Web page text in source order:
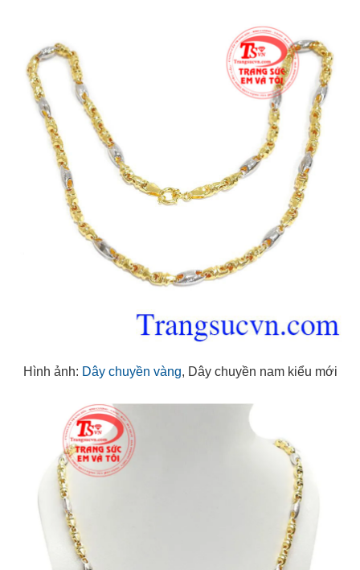
Hình ảnh: Dây chuyền vàng, Dây chuyền nam kiểu mới